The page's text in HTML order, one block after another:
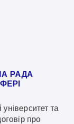
РАДА
та
про